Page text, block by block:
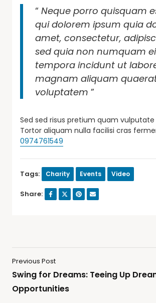
“ Neque porro quisquam
qui dolorem ipsum quia
amet, consectetur,
sed quia non numquam
tempora incidunt ut
magnam aliquam
voluptatem ”
Sed sed risus pretium quam vulputate
Tortor aliquam nulla facilisi cras
0974761549
Tags: Charity Events Video
Share:
Previous Post
Swing for Dreams: Teeing Up
Opportunities